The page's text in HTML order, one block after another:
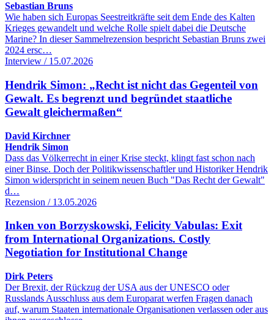
Sebastian Bruns
Wie haben sich Europas Seestreitkräfte seit dem Ende des Kalten
Krieges gewandelt und welche Rolle spielt dabei die Deutsche
Marine? In dieser Sammelrezension bespricht Sebastian Bruns zwei
2024 ersc…
Interview / 15.07.2026
Hendrik Simon: „Recht ist nicht das Gegenteil von
Gewalt. Es begrenzt und begründet staatliche
Gewalt gleichermaßen“
David Kirchner
Hendrik Simon
Dass das Völkerrecht in einer Krise steckt, klingt fast schon nach
einer Binse. Doch der Politikwissenschaftler und Historiker Hendrik
Simon widerspricht in seinem neuen Buch "Das Recht der Gewalt"
d…
Rezension / 13.05.2026
Inken von Borzyskowski, Felicity Vabulas: Exit
from International Organizations. Costly
Negotiation for Institutional Change
Dirk Peters
Der Brexit, der Rückzug der USA aus der UNESCO oder
Russlands Ausschluss aus dem Europarat werfen Fragen danach
auf, warum Staaten internationale Organisationen verlassen oder aus